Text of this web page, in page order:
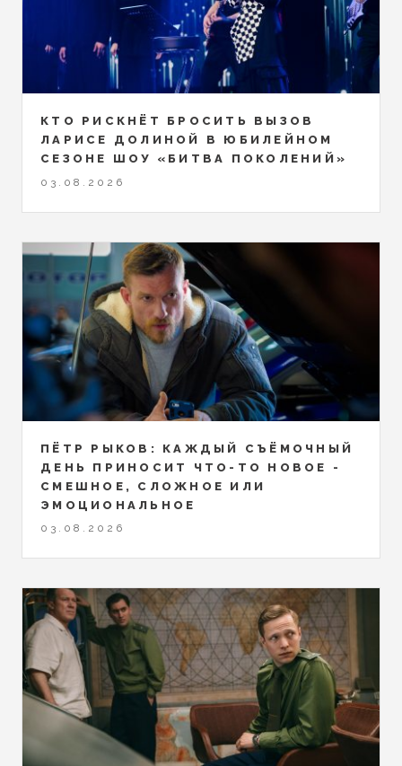
КТО РИСКНЁТ БРОСИТЬ ВЫЗОВ
ЛАРИСЕ ДОЛИНОЙ В ЮБИЛЕЙНОМ
СЕЗОНЕ ШОУ «БИТВА ПОКОЛЕНИЙ»
03.08.2026
ПЁТР РЫКОВ: КАЖДЫЙ СЪЁМОЧНЫЙ
ДЕНЬ ПРИНОСИТ ЧТО-ТО НОВОЕ -
СМЕШНОЕ, СЛОЖНОЕ ИЛИ
ЭМОЦИОНАЛЬНОЕ
03.08.2026